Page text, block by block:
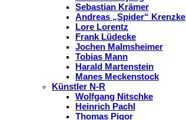
Sebastian Krämer
Andreas „Spider“ Krenzke
Lore Lorentz
Frank Lüdecke
Jochen Malmsheimer
Tobias Mann
Harald Martenstein
Manes Meckenstock
Künstler N-R
Wolfgang Nitschke
Heinrich Pachl
Thomas Pigor